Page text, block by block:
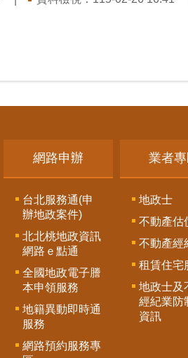
網路申辦
台北服務通(申
辦地政案件)
北北桃地政資訊
網路ｅ點通
全國地政電子謄
本申領服務
地籍異動即時通
服務
網路預約服務專
業者
地政士
不動產估
不動產經
租賃住宅
地政士及
經紀業防
資訊